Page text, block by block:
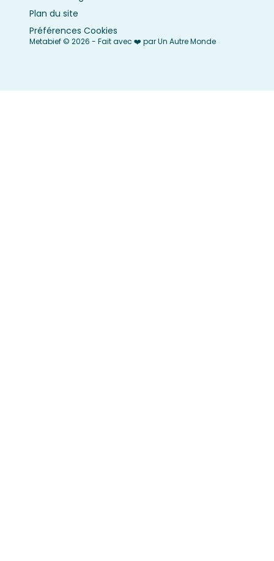
Plan du site
Préférences Cookies
Metabief © 2026 - Fait avec ❤️ par Un Autre Monde